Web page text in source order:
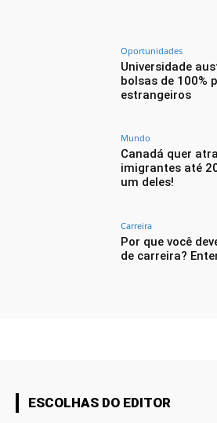
Oportunidades
Universidade
bolsas de 100%
estrangeiros
Mundo
Canadá quer
imigrantes até
um deles!
Carreira
Por que você
de carreira?
ESCOLHAS DO EDITOR